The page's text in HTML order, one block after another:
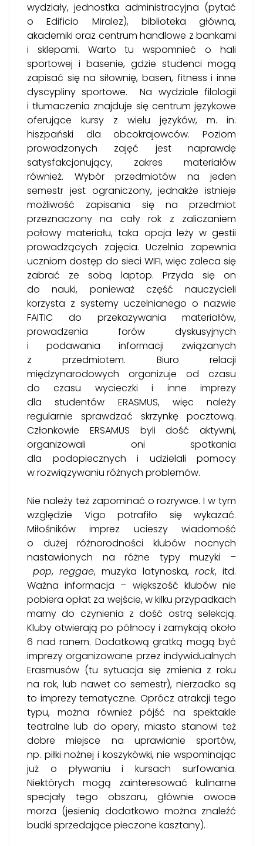
wydziały, jednostka administracyjna (pytać
o Edificio Miralez), biblioteka główna,
akademiki oraz centrum handlowe z bankami
i sklepami. Warto tu wspomnieć o hali
sportowej i basenie, gdzie studenci mogą
zapisać się na siłownię, basen, fitness i inne
dyscypliny sportowe. Na wydziale filologii
i tłumaczenia znajduje się centrum językowe
oferujące kursy z wielu języków, m. in.
hiszpański dla obcokrajowców. Poziom
prowadzonych zajęć jest naprawdę
satysfakcjonujący, zakres materiałów
również. Wybór przedmiotów na jeden
semestr jest ograniczony, jednakże istnieje
możliwość zapisania się na przedmiot
przeznaczony na cały rok z zaliczaniem
połowy materiału, taka opcja leży w gestii
prowadzących zajęcia. Uczelnia zapewnia
uczniom dostęp do sieci WIFI, więc zaleca się
zabrać ze sobą laptop. Przyda się on
do nauki, ponieważ część nauczycieli
korzysta z systemy uczelnianego o nazwie
FAITIC do przekazywania materiałów,
prowadzenia forów dyskusyjnych
i podawania informacji związanych
z przedmiotem. Biuro relacji
międzynarodowych organizuje od czasu
do czasu wycieczki i inne imprezy
dla studentów ERASMUS, więc należy
regularnie sprawdzać skrzynkę pocztową.
Członkowie ERSAMUS byli dość aktywni,
organizowali oni spotkania
dla podopiecznych i udzielali pomocy
w rozwiązywaniu różnych problemów.
Nie należy też zapominać o rozrywce. I w tym
względzie Vigo potrafiło się wykazać.
Miłośników imprez ucieszy wiadomość
o dużej różnorodności klubów nocnych
nastawionych na różne typy muzyki –
pop, reggae, muzyka latynoska, rock, itd.
Ważna informacja – większość klubów nie
pobiera opłat za wejście, w kilku przypadkach
mamy do czynienia z dość ostrą selekcją.
Kluby otwierają po północy i zamykają około
6 nad ranem. Dodatkową gratką mogą być
imprezy organizowane przez indywidualnych
Erasmusów (tu sytuacja się zmienia z roku
na rok, lub nawet co semestr), nierzadko są
to imprezy tematyczne. Oprócz atrakcji tego
typu, można również pójść na spektakle
teatralne lub do opery, miasto stanowi też
dobre miejsce na uprawianie sportów,
np. piłki nożnej i koszykówki, nie wspominając
już o pływaniu i kursach surfowania.
Niektórych mogą zainteresować kulinarne
specjały tego obszaru, głównie owoce
morza (jesienią dodatkowo można znaleźć
budki sprzedające pieczone kasztany).